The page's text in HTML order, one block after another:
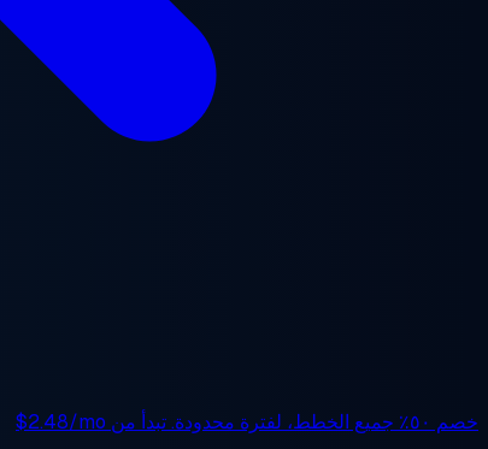
خصم ٥٠٪ جميع الخطط، لفترة محدودة. تبدأ من $2.48/mo